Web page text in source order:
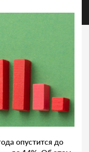
опустится до